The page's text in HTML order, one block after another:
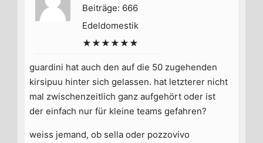
Beiträge: 666
Edeldomestik
★★★★★★
guardini hat auch den auf die 50 zugehenden
kirsipuu hinter sich gelassen. hat letzterer nicht
mal zwischenzeitlich ganz aufgehört oder ist
der einfach nur für kleine teams gefahren?
weiss jemand, ob sella oder pozzovivo